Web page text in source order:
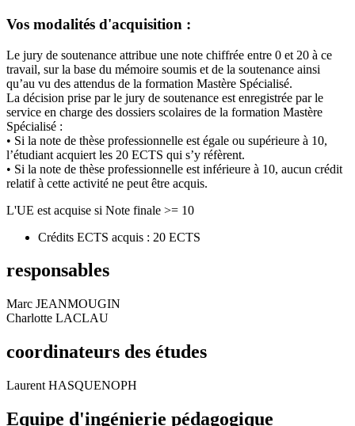
Vos modalités d'acquisition :
Le jury de soutenance attribue une note chiffrée entre 0 et 20 à ce
travail, sur la base du mémoire soumis et de la soutenance ainsi
qu’au vu des attendus de la formation Mastère Spécialisé.
La décision prise par le jury de soutenance est enregistrée par le
service en charge des dossiers scolaires de la formation Mastère
Spécialisé :
• Si la note de thèse professionnelle est égale ou supérieure à 10,
l’étudiant acquiert les 20 ECTS qui s’y réfèrent.
• Si la note de thèse professionnelle est inférieure à 10, aucun crédit
relatif à cette activité ne peut être acquis.
L'UE est acquise si Note finale >= 10
Crédits ECTS acquis : 20 ECTS
responsables
Marc JEANMOUGIN
Charlotte LACLAU
coordinateurs des études
Laurent HASQUENOPH
Equipe d'ingénierie pédagogique